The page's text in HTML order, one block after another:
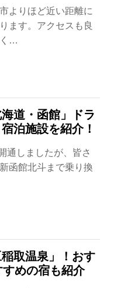
よりほど近い距離に
ます。アクセスも良
く…
道・函館」ドラ
泊施設を紹介！
通しましたが、皆さ
函館北斗まで乗り換
取温泉」！おす
めの宿も紹介